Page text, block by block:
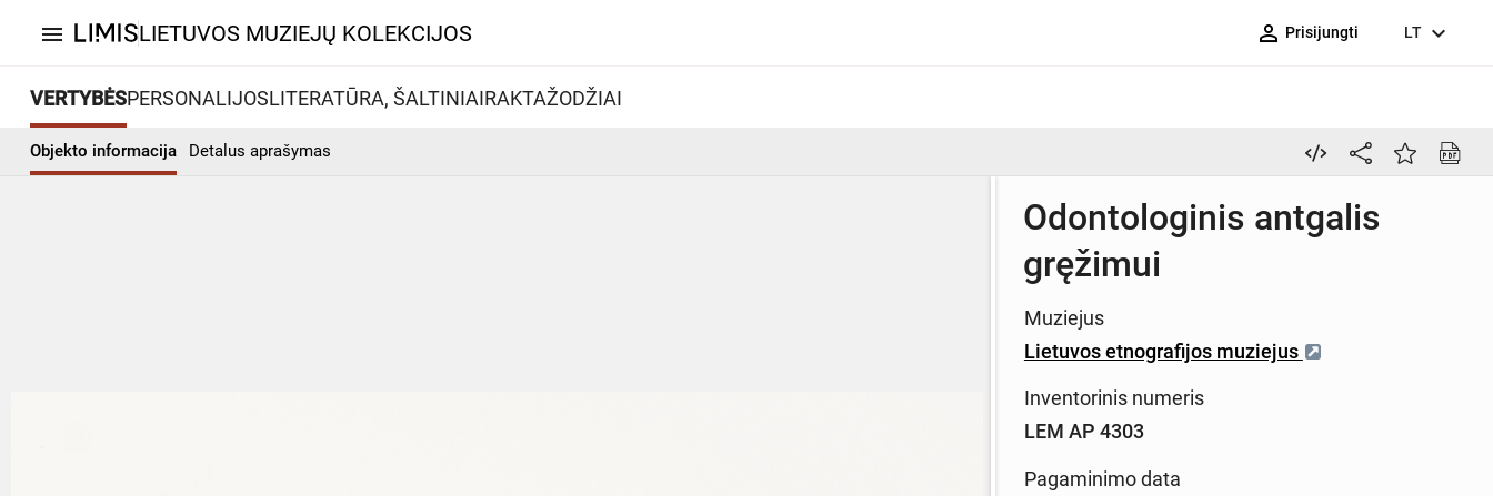
menu LIETUVOS MUZIEJŲ KOLEKCIJOS person_outline Prisijungti LT expand_more
VERTYBĖSPERSONALIJOSLITERATŪRA, ŠALTINIAIRAKTAŽODŽIAI
Objekto informacija Detalus aprašymas
Odontologinis antgalis
gręžimui
Muziejus
Lietuvos etnografijos muziejus
Inventorinis numeris
LEM AP 4303
Pagaminimo data